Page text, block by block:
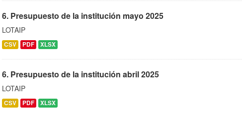
6. Presupuesto de la institución mayo 2025
LOTAIP
CSV PDF XLSX
6. Presupuesto de la institución abril 2025
LOTAIP
CSV PDF XLSX